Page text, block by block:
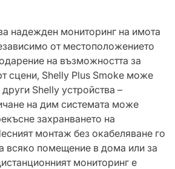
надежден мониторинг на имота
от местоположението
на възможността за
сцени, Shelly Plus Smoke може
Shelly устройства –
на дим системата може
захранването на
монтаж без окабеляване го
всяко помещение в дома или за
мониторинг е